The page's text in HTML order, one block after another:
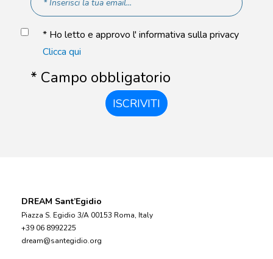
* Ho letto e approvo l' informativa sulla privacy
Clicca qui
* Campo obbligatorio
ISCRIVITI
DREAM Sant’Egidio
Piazza S. Egidio 3/A 00153 Roma, Italy
+39 06 8992225
dream@santegidio.org